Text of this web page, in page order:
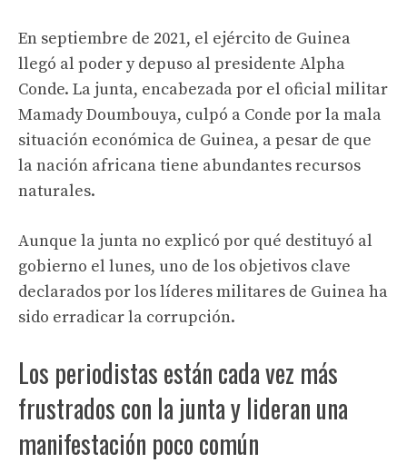
En septiembre de 2021, el ejército de Guinea
llegó al poder y depuso al presidente Alpha
Conde. La junta, encabezada por el oficial militar
Mamady Doumbouya, culpó a Conde por la mala
situación económica de Guinea, a pesar de que
la nación africana tiene abundantes recursos
naturales.
Aunque la junta no explicó por qué destituyó al
gobierno el lunes, uno de los objetivos clave
declarados por los líderes militares de Guinea ha
sido erradicar la corrupción.
Los periodistas están cada vez más
frustrados con la junta y lideran una
manifestación poco común